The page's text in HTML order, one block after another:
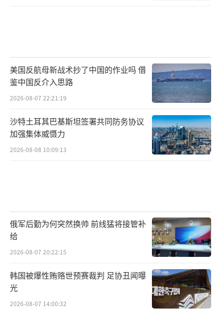
美国反航母新战术抄了中国的作业吗 借
鉴中国反介入思路
2026-08-07 22:21:19
沙特土耳其巴基斯坦签署共同防务协议
加强集体威慑力
2026-08-08 10:09:13
俄军后勤为何突然换帅 前线猛将接管补
给
2026-08-07 20:22:15
韩国被爆性贿赂世预赛裁判 足协丑闻曝
光
2026-08-07 14:00:32